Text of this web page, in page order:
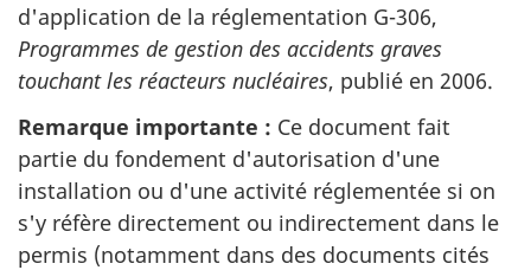
d'application de la réglementation G-306,
Programmes de gestion des accidents graves
touchant les réacteurs nucléaires, publié en 2006.
Remarque importante : Ce document fait
partie du fondement d'autorisation d'une
installation ou d'une activité réglementée si on
s'y réfère directement ou indirectement dans le
permis (notamment dans des documents cités